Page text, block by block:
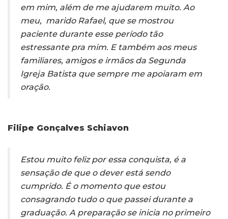
em mim, além de me ajudarem muito. Ao
meu, marido Rafael, que se mostrou
paciente durante esse período tão
estressante pra mim. E também aos meus
familiares, amigos e irmãos da Segunda
Igreja Batista que sempre me apoiaram em
oração.
Filipe Gonçalves Schiavon
Estou muito feliz por essa conquista, é a
sensação de que o dever está sendo
cumprido. É o momento que estou
consagrando tudo o que passei durante a
graduação. A preparação se inicia no primeiro